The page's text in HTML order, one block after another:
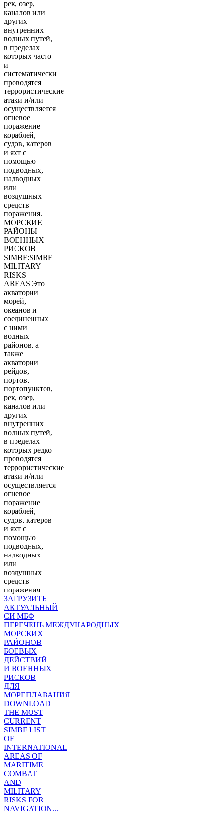
рек, озер,
каналов или
других
внутренних
водных путей,
в пределах
которых часто
и
систематически
проводятся
террористические
атаки и/или
осуществляется
огневое
поражение
кораблей,
судов, катеров
и яхт с
помощью
подводных,
надводных
или
воздушных
средств
поражения.
МОРСКИЕ
РАЙОНЫ
ВОЕННЫХ
РИСКОВ
SIMBF:SIMBF
MILITARY
RISKS
AREAS Это
акватории
морей,
океанов и
соединенных
с ними
водных
районов, а
также
акватории
рейдов,
портов,
портопунктов,
рек, озер,
каналов или
других
внутренних
водных путей,
в пределах
которых редко
проводятся
террористические
атаки и/или
осуществляется
огневое
поражение
кораблей,
судов, катеров
и яхт с
помощью
подводных,
надводных
или
воздушных
средств
поражения.
ЗАГРУЗИТЬ
АКТУАЛЬНЫЙ
СИ МБФ
ПЕРЕЧЕНЬ МЕЖДУНАРОДНЫХ
МОРСКИХ
РАЙОНОВ
БОЕВЫХ
ДЕЙСТВИЙ
И ВОЕННЫХ
РИСКОВ
ДЛЯ
МОРЕПЛАВАНИЯ...
DOWNLOAD
THE MOST
CURRENT
SIMBF LIST
OF
INTERNATIONAL
AREAS OF
MARITIME
COMBAT
AND
MILITARY
RISKS FOR
NAVIGATION...